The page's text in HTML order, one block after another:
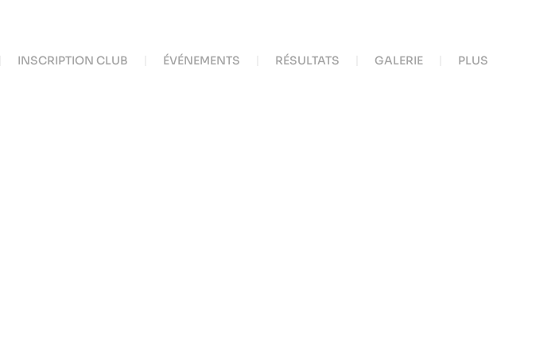
INSCRIPTION CLUB ÉVÉNEMENTS RÉSULTATS GALERIE PLUS